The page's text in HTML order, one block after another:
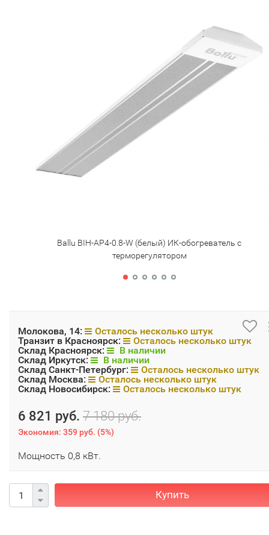
Ballu BIH-AP4-0.8-W (белый) ИК-обогреватель с
терморегулятором
Молокова, 14:
Осталось несколько штук
Транзит в Красноярск:
Осталось несколько штук
Склад Красноярск:
В наличии
Склад Иркутск:
В наличии
Склад Санкт-Петербург:
Осталось несколько штук
Склад Москва:
Осталось несколько штук
Склад Новосибирск:
Осталось несколько штук
6 821 руб. 7 180 руб.
Экономия: 359 руб. (5%)
Мощность 0,8 кВт.
Купить